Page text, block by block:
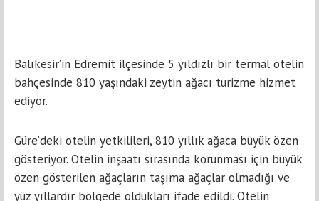
Balıkesir’in Edremit ilçesinde 5 yıldızlı bir termal otelin
bahçesinde 810 yaşındaki zeytin ağacı turizme hizmet
ediyor.
Güre’deki otelin yetkilileri, 810 yıllık ağaca büyük özen
gösteriyor. Otelin inşaatı sırasında korunması için büyük
özen gösterilen ağaçların taşıma ağaçlar olmadığı ve
yüz yıllardır bölgede oldukları ifade edildi. Otelin